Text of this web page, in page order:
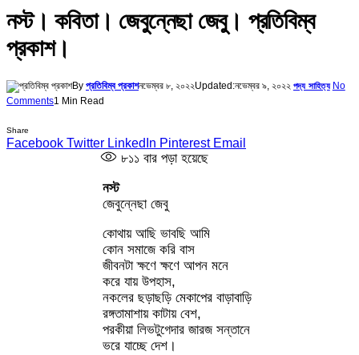
নস্ট। কবিতা। জেবুন্নেছা জেবু। প্রতিবিম্ব
প্রকাশ।
By প্রতিবিম্ব প্রকাশনভেম্বর ৮, ২০২২Updated:নভেম্বর ৯, ২০২২ পদ্য সাহিত্য No
Comments1 Min Read
Share
Facebook Twitter LinkedIn Pinterest Email
৮১১বার পড়া হয়েছে
নস্ট
জেবুন্নেছা জেবু
কোথায় আছি ভাবছি আমি
কোন সমাজে করি বাস
জীবনটা ক্ষণে ক্ষণে আপন মনে
করে যায় উপহাস,
নকলের ছড়াছড়ি মেকাপের বাড়াবাড়ি
রঙ্গতামাশায় কাটায় বেশ,
পরকীয়া লিভটুগেদার জারজ সন্তানে
ভরে যাচ্ছে দেশ।